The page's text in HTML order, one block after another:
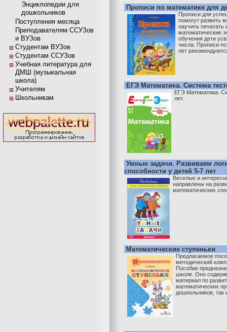
Энциклопедии для
дошкольников
Поступления месяца
Преподавателям ССУЗов
и ВУЗов
Студентам ВУЗов
Студентам ССУЗов
Учебная литература для
ДМШ (музыкальная
школа)
Учителям
Школьникам
Прописи по математике для
Прописи для
помогут развить
научить
математические
обучения дети
числа. Прописи
лет
ЕГЭ Математика. Система
ЕГЭ Математика.
лет.
Умные задачи. Развиваем
способности у детей 5-7 лет
Веселые и
направлены на
математических
Математические ступеньки
Предлагаемое
методический
Пособие
школе. Оно
материал по
математических
дошкольников, так